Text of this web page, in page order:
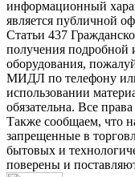
информационный
является публичной
Статьи 437
получения подробной
оборудования,
МИДЛ по телефону
использовании
обязательна. Все
Также сообщаем, что
запрещенные в
бытовых и
поверены и